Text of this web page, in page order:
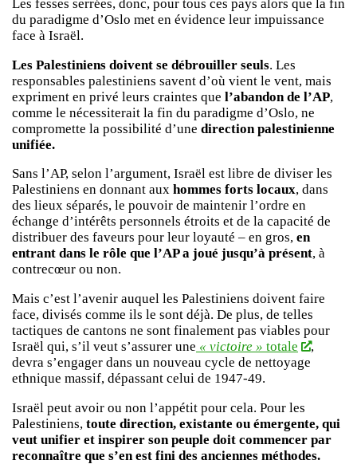
Les fesses serrées, donc, pour tous ces pays alors que la fin
du paradigme d’Oslo met en évidence leur impuissance
face à Israël.
Les Palestiniens doivent se débrouiller seuls. Les
responsables palestiniens savent d’où vient le vent, mais
expriment en privé leurs craintes que l’abandon de l’AP,
comme le nécessiterait la fin du paradigme d’Oslo, ne
compromette la possibilité d’une direction palestinienne
unifiée.
Sans l’AP, selon l’argument, Israël est libre de diviser les
Palestiniens en donnant aux hommes forts locaux, dans
des lieux séparés, le pouvoir de maintenir l’ordre en
échange d’intérêts personnels étroits et de la capacité de
distribuer des faveurs pour leur loyauté – en gros, en
entrant dans le rôle que l’AP a joué jusqu’à présent, à
contrecœur ou non.
Mais c’est l’avenir auquel les Palestiniens doivent faire
face, divisés comme ils le sont déjà. De plus, de telles
tactiques de cantons ne sont finalement pas viables pour
Israël qui, s’il veut s’assurer une « victoire » totale
,
devra s’engager dans un nouveau cycle de nettoyage
ethnique massif, dépassant celui de 1947-49.
Israël peut avoir ou non l’appétit pour cela. Pour les
Palestiniens, toute direction, existante ou émergente, qui
veut unifier et inspirer son peuple doit commencer par
reconnaître que s’en est fini des anciennes méthodes.